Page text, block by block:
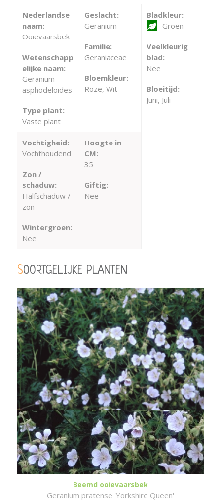
Nederlandse
naam:
Ooievaarsbek
Wetenschapp
elijke naam:
Geranium
asphodeloides
Type plant:
Vaste plant
Geslacht:
Geranium
Familie:
Geraniaceae
Bloemkleur:
Roze, Wit
Bladkleur:
Groen
Veelkleurig
blad:
Nee
Bloeitijd:
Juni, Juli
Vochtigheid:
Vochthoudend
Zon /
schaduw:
Halfschaduw /
zon
Wintergroen:
Nee
Hoogte in
CM:
35
Giftig:
Nee
SOORTGELIJKE PLANTEN
Beemd ooievaarsbek
Geranium pratense 'Yorkshire Queen'